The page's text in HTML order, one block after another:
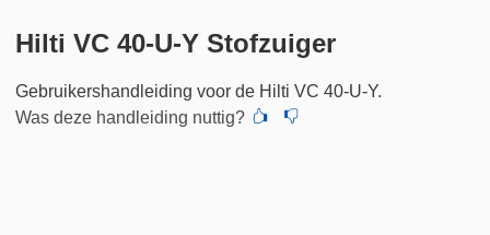
Hilti VC 40-U-Y Stofzuiger
Gebruikershandleiding voor de Hilti VC 40-U-Y.
Was deze handleiding nuttig?